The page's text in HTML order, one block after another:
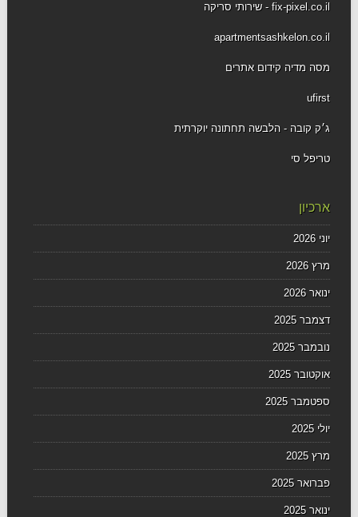
fix-pixel.co.il - שירותי סריקה
apartmentsashkelon.co.il
מסה מדיה קידום אתרים
ufirst
ג׳ק קובה - הלבשה תחתונה יוקרתית
טריפל סי
ארכיון
יוני 2026
מרץ 2026
ינואר 2026
דצמבר 2025
נובמבר 2025
אוקטובר 2025
ספטמבר 2025
יולי 2025
מרץ 2025
פברואר 2025
ינואר 2025